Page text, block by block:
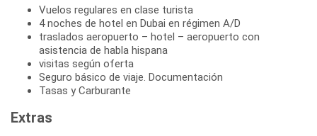
Vuelos regulares en clase turista
4 noches de hotel en Dubai en régimen A/D
traslados aeropuerto – hotel – aeropuerto con
asistencia de habla hispana
visitas según oferta
Seguro básico de viaje. Documentación
Tasas y Carburante
Extras